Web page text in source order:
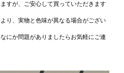
すが、ご安心して買っていただきます
り、実物と色味が異なる場合がござい
にか問題がありましたらお気軽にご連